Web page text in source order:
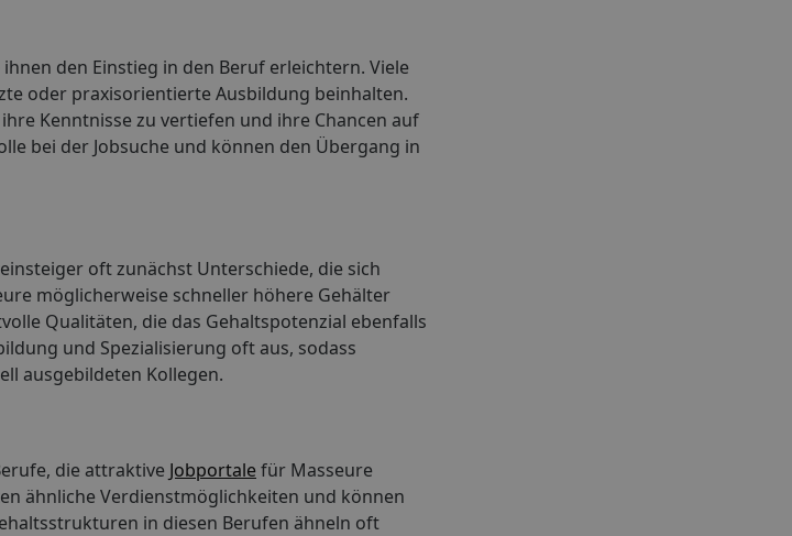
den Einstieg in den Beruf erleichtern. Viele
oder praxisorientierte Ausbildung beinhalten.
Kenntnisse zu vertiefen und ihre Chancen auf
bei der Jobsuche und können den Übergang in
oft zunächst Unterschiede, die sich
möglicherweise schneller höhere Gehälter
Qualitäten, die das Gehaltspotenzial ebenfalls
und Spezialisierung oft aus, sodass
ausgebildeten Kollegen.
die attraktive Jobportalefür Masseure
ähnliche Verdienstmöglichkeiten und können
in diesen Berufen ähneln oft